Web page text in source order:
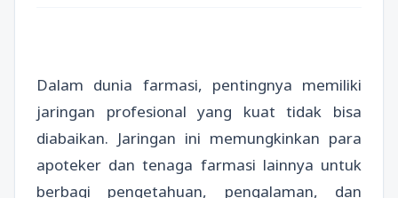
Dalam dunia farmasi, pentingnya memiliki
jaringan profesional yang kuat tidak bisa
diabaikan. Jaringan ini memungkinkan para
apoteker dan tenaga farmasi lainnya untuk
berbagi pengetahuan, pengalaman, dan